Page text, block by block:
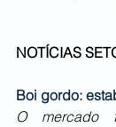
NOTÍCIAS
Boi gordo:
O mercado